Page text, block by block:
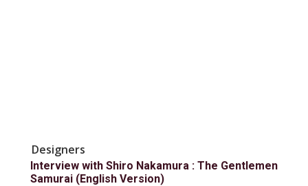
Designers
Interview with Shiro Nakamura : The Gentlemen
Samurai (English Version)